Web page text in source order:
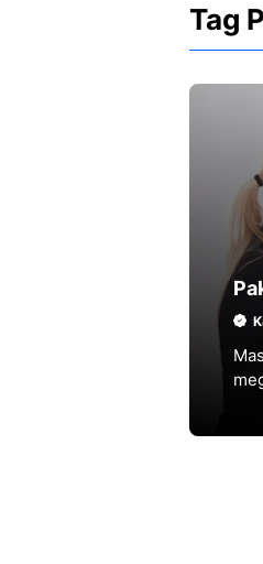
Tag